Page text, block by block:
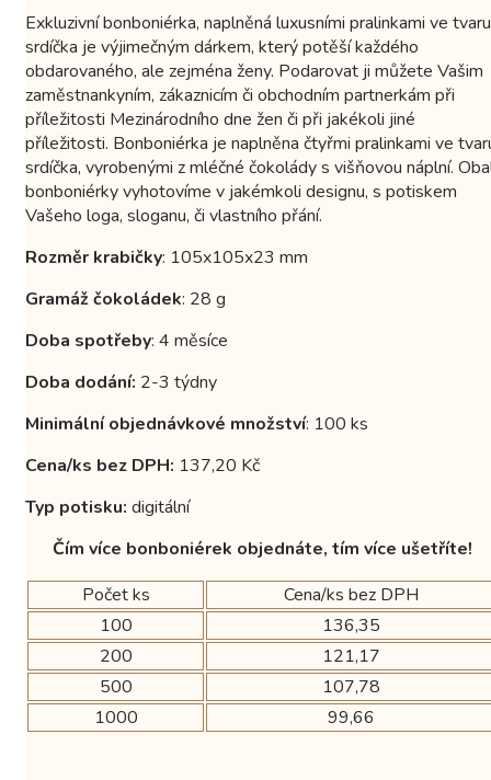
Exkluzivní bonboniérka, naplněná luxusními pralinkami ve tvaru
srdíčka je výjimečným dárkem, který potěší každého
obdarovaného, ​​ale zejména ženy. Podarovat ji můžete Vašim
zaměstnankyním, zákaznicím či obchodním partnerkám při
příležitosti Mezinárodního dne žen či při jakékoli jiné
příležitosti. Bonboniérka je naplněna čtyřmi pralinkami ve
srdíčka, vyrobenými z mléčné čokolády s višňovou náplní.
bonboniérky vyhotovíme v jakémkoli designu, s potiskem
Vašeho loga, sloganu, či vlastního přání.
Rozměr krabičky: 105x105x23 mm
Gramáž čokoládek: 28 g
Doba spotřeby: 4 měsíce
Doba dodání: 2-3 týdny
Minimální objednávkové množství: 100 ks
Cena/ks bez DPH: 137,20 Kč
Typ potisku: digitální
Čím více bonboniérek objednáte, tím více ušetříte!
Počet ks
Cena/ks bez DPH
100
136,35
200
121,17
500
107,78
1000
99,66